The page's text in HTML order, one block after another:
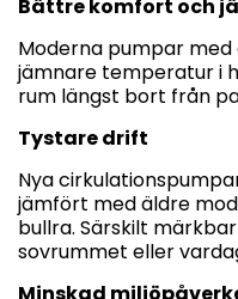
Bättre komfort och
Moderna pumpar
jämnare temperatur i
rum längst bort från
Tystare drift
Nya
jämfört med äldre
bullra. Särskilt
sovrummet eller
Minskad